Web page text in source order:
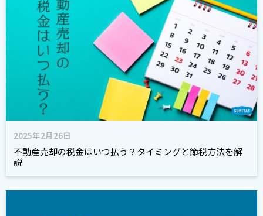
2025年2月26日
不動産売却の税金はいつ払う？タイミングと節税方法を解
説